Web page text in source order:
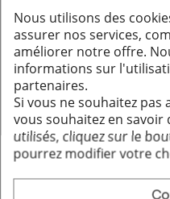
Brosse à
Nous utilisons des
assurer nos services,
améliorer notre offre.
informations sur
partenaires.
Si vous ne souhaitez pas
vous souhaitez en savoir
utilisés, cliquez sur le
pourrez modifier votre